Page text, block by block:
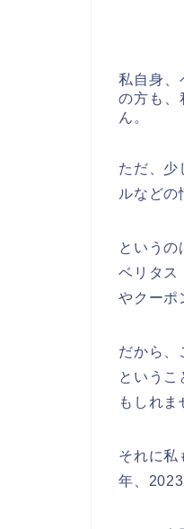
私自身、
の方も、
ん。
ただ、少
ルなどの
というの
ベリタス
やクーポ
だから、
という
もしれま
それに私
年、